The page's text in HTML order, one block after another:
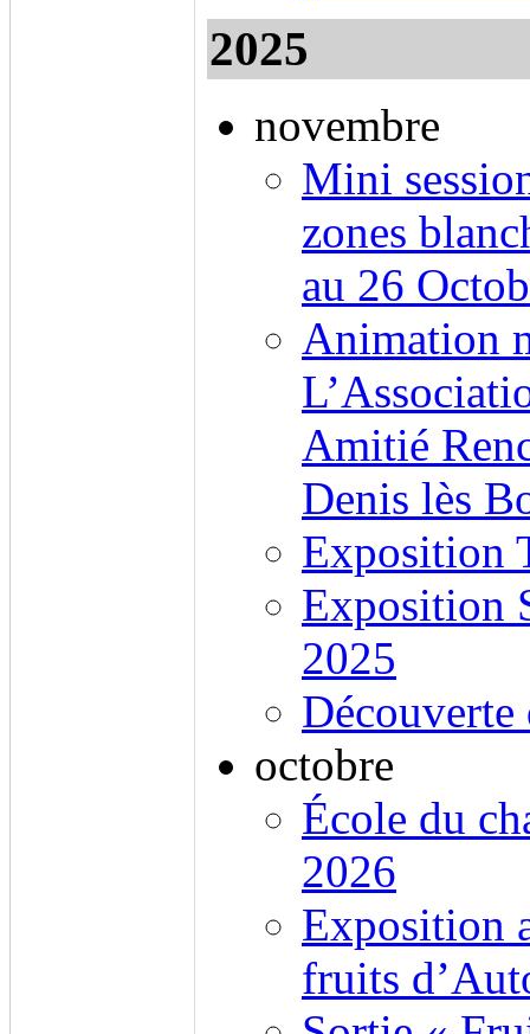
2025
novembre
Mini
zones
au 26
Animation
Amitié
Denis lès
Exposition
Exposition
2025
Découverte
octobre
École du
2026
Exposition
fruits